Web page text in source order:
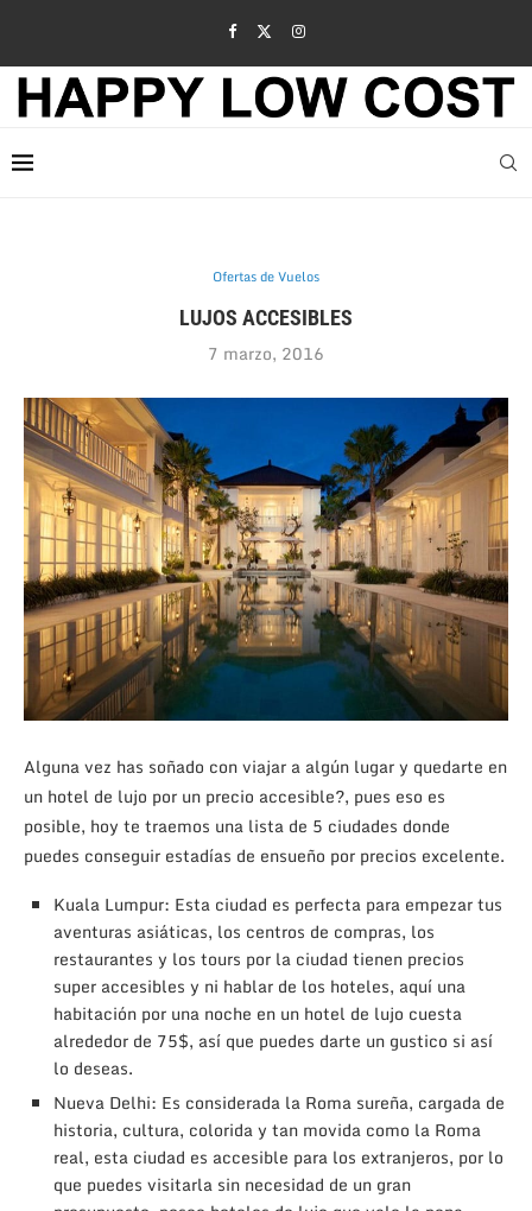
Ofertas de Vuelos
LUJOS ACCESIBLES
7 marzo, 2016
Alguna vez has soñado con viajar a algún lugar y quedarte en
un hotel de lujo por un precio accesible?, pues eso es
posible, hoy te traemos una lista de 5 ciudades donde
puedes conseguir estadías de ensueño por precios excelente.
Kuala Lumpur: Esta ciudad es perfecta para empezar tus
aventuras asiáticas, los centros de compras, los
restaurantes y los tours por la ciudad tienen precios
super accesibles y ni hablar de los hoteles, aquí una
habitación por una noche en un hotel de lujo cuesta
alrededor de 75$, así que puedes darte un gustico si así
lo deseas.
Nueva Delhi: Es considerada la Roma sureña, cargada de
historia, cultura, colorida y tan movida como la Roma
real, esta ciudad es accesible para los extranjeros, por lo
que puedes visitarla sin necesidad de un gran